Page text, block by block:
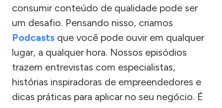
consumir conteúdo de qualidade pode ser
um desafio. Pensando nisso, criamos
Podcasts que você pode ouvir em qualquer
lugar, a qualquer hora. Nossos episódios
trazem entrevistas com especialistas,
histórias inspiradoras de empreendedores e
dicas práticas para aplicar no seu negócio. É